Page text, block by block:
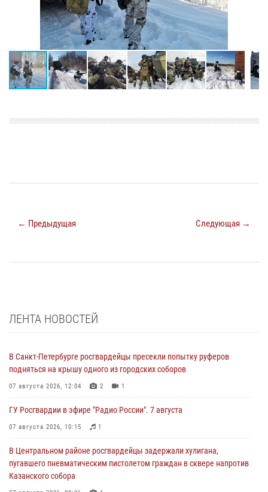
← Предыдущая Следующая →
ЛЕНТА НОВОСТЕЙ
В Санкт-Петербурге росгвардейцы пресекли попытку руферов
подняться на крышу одного из городских соборов
07 августа 2026, 12:04 2 1
ГУ Росгвардии в эфире "Радио России". 7 августа
07 августа 2026, 10:15 1
В Центральном районе росгвардейцы задержали хулигана,
пугавшего пневматическим пистолетом граждан в сквере напротив
Казанского собора